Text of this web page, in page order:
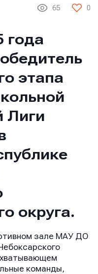
65 0
года
этапа
Лиги
округа.
зале МАУ ДО
команды,